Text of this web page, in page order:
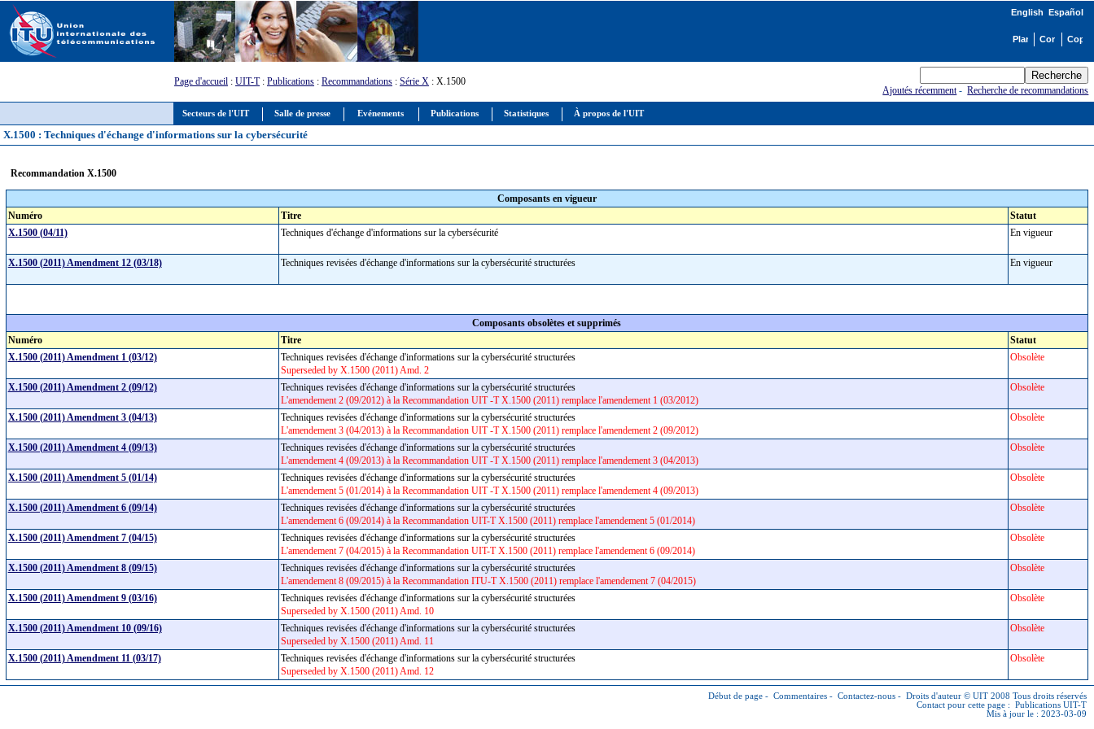
Secteurs de l'UIT Salle de presse Evénements Publications Statistiques À propos de l'UIT
English Español
Page d'accueil : UIT-T: Publications : Recommandations : Série X : X.1500
Ajoutés récemment-Recherche de recommandations
X.1500 : Techniques d'échange d'informations sur la cybersécurité
Recommandation X.1500
Composants en vigueur
Numéro
Titre
Statut
X.1500 (04/11)
Techniques d'échange d'informations sur la cybersécurité En vigueur
X.1500 (2011) Amendment 12 (03/18) Techniques revisées d'échange d'informations sur la cybersécurité structurées En vigueur
Composants obsolètes et supprimés
Numéro
Titre
Statut
X.1500 (2011) Amendment 1 (03/12)
Techniques revisées d'échange d'informations sur la cybersécurité structurées
Superseded by X.1500 (2011) Amd. 2
Obsolète
X.1500 (2011) Amendment 2 (09/12)
Techniques revisées d'échange d'informations sur la cybersécurité structurées
L'amendement 2 (09/2012) à la Recommandation UIT -T X.1500 (2011) remplace l'amendement 1 (03/2012)
Obsolète
X.1500 (2011) Amendment 3 (04/13)
Techniques revisées d'échange d'informations sur la cybersécurité structurées
L'amendement 3 (04/2013) à la Recommandation UIT -T X.1500 (2011) remplace l'amendement 2 (09/2012)
Obsolète
X.1500 (2011) Amendment 4 (09/13)
Techniques revisées d'échange d'informations sur la cybersécurité structurées
L'amendement 4 (09/2013) à la Recommandation UIT -T X.1500 (2011) remplace l'amendement 3 (04/2013)
Obsolète
X.1500 (2011) Amendment 5 (01/14)
Techniques revisées d'échange d'informations sur la cybersécurité structurées
L'amendement 5 (01/2014) à la Recommandation UIT -T X.1500 (2011) remplace l'amendement 4 (09/2013)
Obsolète
X.1500 (2011) Amendment 6 (09/14)
Techniques revisées d'échange d'informations sur la cybersécurité structurées
L'amendement 6 (09/2014) à la Recommandation UIT-T X.1500 (2011) remplace l'amendement 5 (01/2014)
Obsolète
X.1500 (2011) Amendment 7 (04/15)
Techniques revisées d'échange d'informations sur la cybersécurité structurées
L'amendement 7 (04/2015) à la Recommandation UIT-T X.1500 (2011) remplace l'amendement 6 (09/2014)
Obsolète
X.1500 (2011) Amendment 8 (09/15)
Techniques revisées d'échange d'informations sur la cybersécurité structurées
L'amendement 8 (09/2015) à la Recommandation ITU-T X.1500 (2011) remplace l'amendement 7 (04/2015)
Obsolète
X.1500 (2011) Amendment 9 (03/16)
Techniques revisées d'échange d'informations sur la cybersécurité structurées
Superseded by X.1500 (2011) Amd. 10
Obsolète
X.1500 (2011) Amendment 10 (09/16)
Techniques revisées d'échange d'informations sur la cybersécurité structurées
Superseded by X.1500 (2011) Amd. 11
Obsolète
X.1500 (2011) Amendment 11 (03/17)
Techniques revisées d'échange d'informations sur la cybersécurité structurées
Superseded by X.1500 (2011) Amd. 12
Obsolète
Début de page - Commentaires - Contactez-nous - Droits d'auteur © UIT 2008 Tous droits réservés
Contact pour cette page : Publications UIT-T
Mis à jour le : 2023-03-09